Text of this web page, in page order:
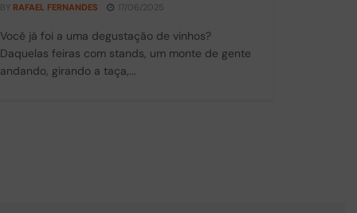
BY RAFAEL FERNANDES 17/06/2025
Você já foi a uma degustação de vinhos?
Daquelas feiras com stands, um monte de gente
andando, girando a taça,...